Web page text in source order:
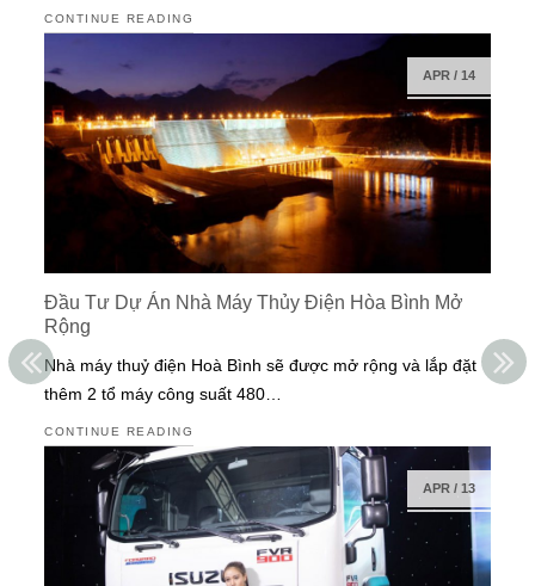
CONTINUE READING
APR/ 14
Đầu Tư Dự Án Nhà Máy Thủy Điện Hòa Bình Mở
Rộng
Nhà máy thuỷ điện Hoà Bình sẽ được mở rộng và lắp đặt
thêm 2 tổ máy công suất 480…
CONTINUE READING
APR/ 13